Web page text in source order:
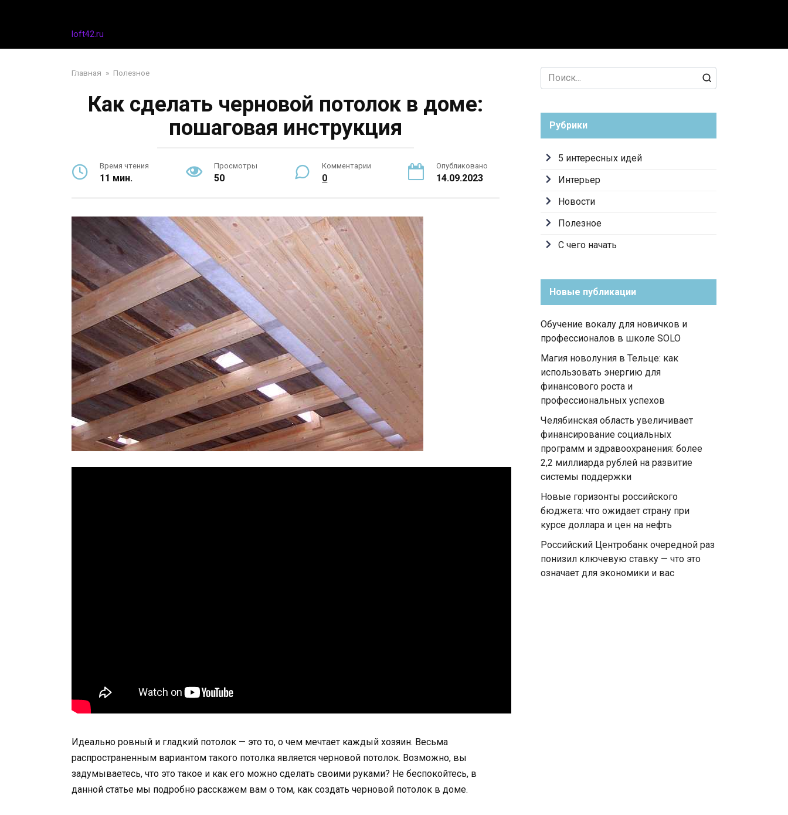
loft42.ru
Главная » Полезное
Как сделать черновой потолок в доме:
пошаговая инструкция
Время чтения
11 мин.
Просмотры
50
Комментарии
0
Опубликовано
14.09.2023
Идеально ровный и гладкий потолок — это то, о чем мечтает каждый хозяин. Весьма
распространенным вариантом такого потолка является черновой потолок. Возможно, вы
задумываетесь, что это такое и как его можно сделать своими руками? Не беспокойтесь, в
данной статье мы подробно расскажем вам о том, как создать черновой потолок в доме.
Search
for:
Рубрики
5 интересных идей
Интерьер
Новости
Полезное
С чего начать
Новые публикации
Обучение вокалу для новичков и
профессионалов в школе SOLO
Магия новолуния в Тельце: как
использовать энергию для
финансового роста и
профессиональных успехов
Челябинская область увеличивает
финансирование социальных
программ и здравоохранения: более
2,2 миллиарда рублей на развитие
системы поддержки
Новые горизонты российского
бюджета: что ожидает страну при
курсе доллара и цен на нефть
Российский Центробанк очередной раз
понизил ключевую ставку — что это
означает для экономики и вас